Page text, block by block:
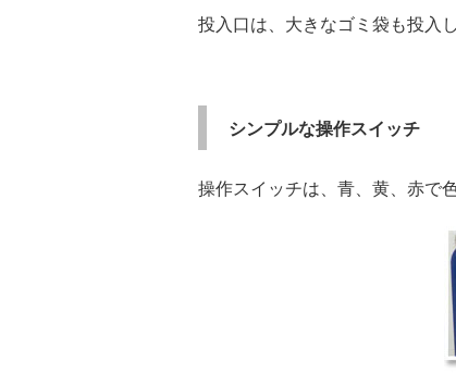
投入口は、大きなゴミ袋も投入
シンプルな操作スイッチ
操作スイッチは、青、黄、赤で